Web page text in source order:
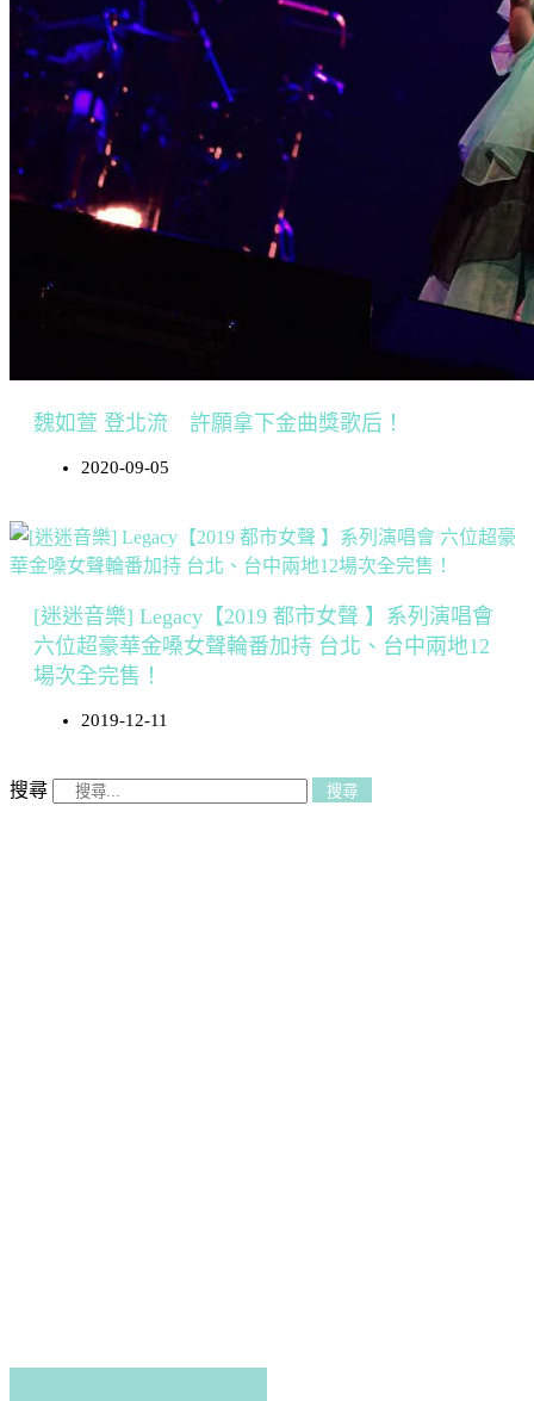
魏如萱 登北流 許願拿下金曲獎歌后！
2020-09-05
[迷迷音樂] Legacy【2019 都市女聲 】系列演唱會
六位超豪華金嗓女聲輪番加持 台北、台中兩地12
場次全完售！
2019-12-11
搜尋 搜尋